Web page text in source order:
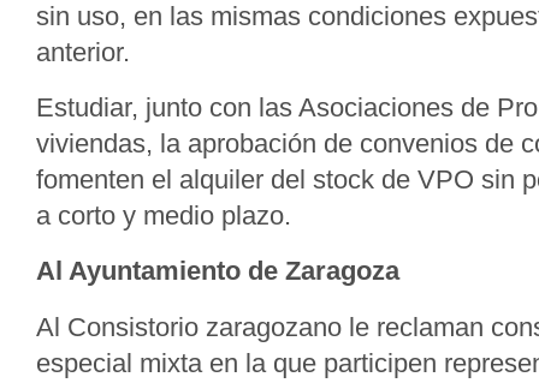
sin uso, en las mismas condiciones
anterior.
Estudiar, junto con las Asociaciones de
viviendas, la aprobación de convenios de
fomenten el alquiler del stock de VPO sin
a corto y medio plazo.
Al Ayuntamiento de Zaragoza
Al Consistorio zaragozano le reclaman
especial mixta en la que participen